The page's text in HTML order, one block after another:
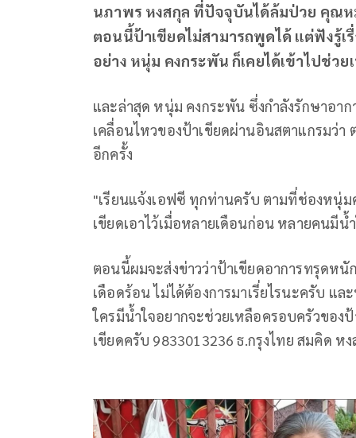
นภาพร หงสกุล ที่ปัจจุบันได้ล้มป่วย คุณ
ตอนนี้ป้าเขียดไม่สามารถพูดได้ แต่ฟังรู้
อย่าง หนุ่ม คงกระพัน ก็เคยได้เข้าไปช่ว
และล่าสุด หนุ่ม คงกระพัน ซึ่งกำลังรักษาอา
เคลื่อนไหวของป้าเขียดผ่านอินสตาแกรมว่
อีกครั้ง
"เรียนแจ้งเอฟซี ทุกท่านครับ ตามที่ช่องหนุ่ม
เขียดเอาไว้เมื่อหลายเดือนก่อน หลายคนมีน้
ตอนนี้ผมจะส่งข่าวว่าป้าเขียดอาการทรุดหนั
เดือดร้อน ไม่ได้ต้องการมาเรี่ยไรนะครับ แ
ใครมีน้ำใจอยากจะช่วยเหลือครอบครัวขอ
เขียดครับ 9833013236 ธ.กรุงไทย สมคิด